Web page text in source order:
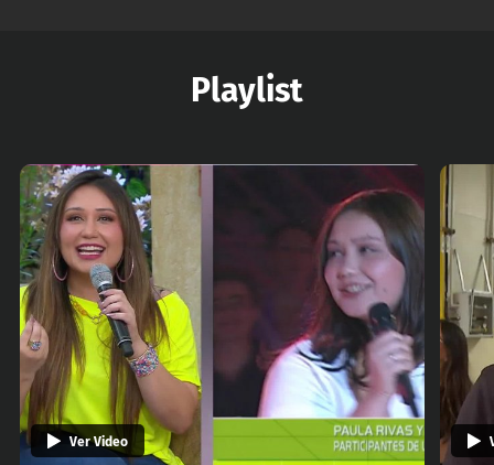
Playlist
Ver Video